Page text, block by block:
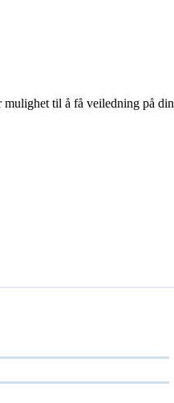
til å få veiledning på